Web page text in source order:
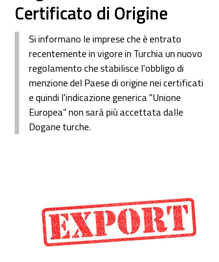
Certificato di Origine
Si informano le imprese che è entrato
recentemente in vigore in Turchia un nuovo
regolamento che stabilisce l'obbligo di
menzione del Paese di origine nei certificati
e quindi l'indicazione generica "Unione
Europea" non sarà più accettata dalle
Dogane turche.